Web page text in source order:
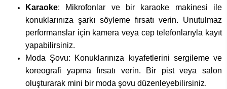
Karaoke: Mikrofonlar ve bir karaoke makinesi ile
konuklarınıza şarkı söyleme fırsatı verin. Unutulmaz
performanslar için kamera veya cep telefonlarıyla kayıt
yapabilirsiniz.
Moda Şovu: Konuklarınıza kıyafetlerini sergileme ve
koreografi yapma fırsatı verin. Bir pist veya salon
oluşturarak mini bir moda şovu düzenleyebilirsiniz.